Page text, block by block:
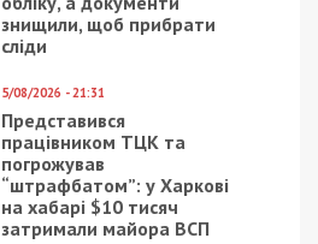
знищили, щоб прибрати
сліди
5/08/2026 - 21:31
Представився
працівником ТЦК та
погрожував
“штрафбатом”: у Харкові
на хабарі $10 тисяч
затримали майора ВСП